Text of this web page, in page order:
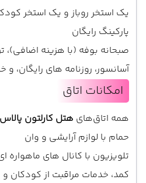
یک استخر روباز و یک استخر
پارکینگ رایگان
صبحانه بوفه (با هزینه اضافی)،
آسانسور، روزنامه های رایگان،
امکانات اتاق
همه اتاق‌های هتل کارلتون پالاس
حمام با لوازم آرایشی و وان
تلویزیون با کانال های ماهواره
کمد، خدمات مراقبت از کودکان و